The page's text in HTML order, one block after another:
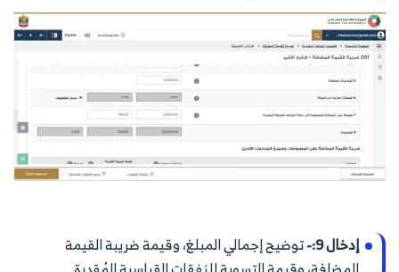
إدخال 9:-
توضيح إجمالي المبلغ، وقيمة ضريبة القيمة